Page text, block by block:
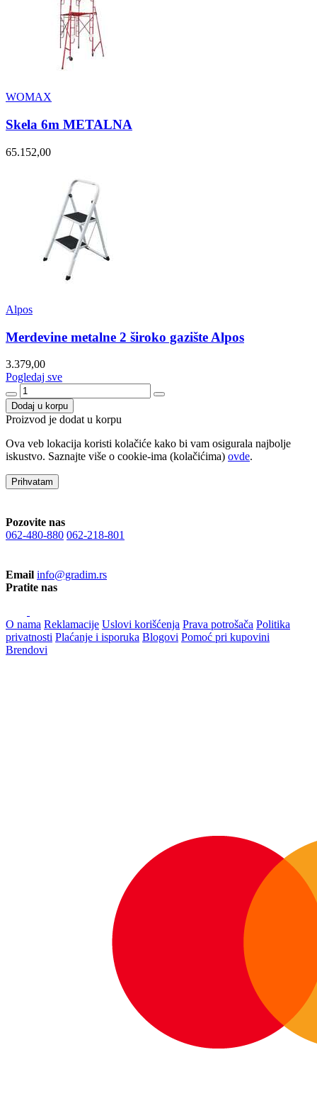
WOMAX
Skela 6m METALNA
65.152,00
Alpos
Merdevine metalne 2 široko gazište Alpos
3.379,00
Pogledaj sve
Dodaj u korpu
Proizvod je dodat u korpu
Ova veb lokacija koristi kolačiće kako bi vam osigurala najbolje
iskustvo. Saznajte više o cookie-ima (kolačićima) ovde.
Prihvatam
Pozovite nas
062-480-880 062-218-801
Email info@gradim.rs
Pratite nas
O nama Reklamacije Uslovi korišćenja Prava potrošača Politika
privatnosti Plaćanje i isporuka Blogovi Pomoć pri kupovini
Brendovi